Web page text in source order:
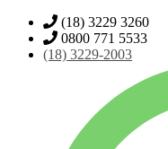
(18) 3229 3260
0800 771 5533
(18) 3229-2003